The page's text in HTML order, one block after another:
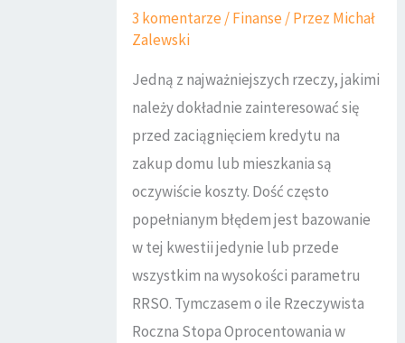
3 komentarze /Finanse / Przez Michał
Zalewski
Jedną z najważniejszych rzeczy, jakimi
należy dokładnie zainteresować się
przed zaciągnięciem kredytu na
zakup domu lub mieszkania są
oczywiście koszty. Dość często
popełnianym błędem jest bazowanie
w tej kwestii jedynie lub przede
wszystkim na wysokości parametru
RRSO. Tymczasem o ile Rzeczywista
Roczna Stopa Oprocentowania w